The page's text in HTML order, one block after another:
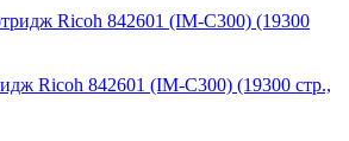
Ricoh 842601 (IM-C300) (19300 стр.,